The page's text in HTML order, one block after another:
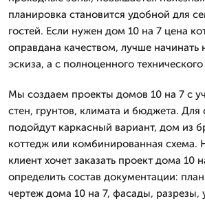
планировка становится удобной для
гостей. Если нужен дом 10 на 7 цена
оправдана качеством, лучше начинать
эскиза, а с полноценного
Мы создаем проекты домов 10 на 7 с
стен, грунтов, климата и бюджета. Для
подойдут каркасный вариант, дом из
коттедж или комбинированная схема.
клиент хочет заказать проект дома 10
определить состав документации:
чертеж дома 10 на 7, фасады, разрезы,